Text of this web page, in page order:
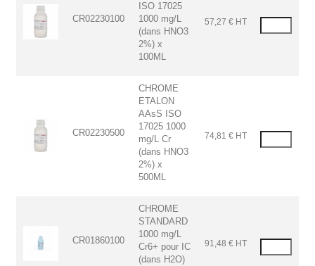
CR02230100
ISO 17025
1000 mg/L
(dans HNO3
2%) x
100ML
57,27 € HT
CR02230500
CHROME
ETALON
AAsS ISO
17025 1000
mg/L Cr
(dans HNO3
2%) x
500ML
74,81 € HT
CR01860100
CHROME
STANDARD
1000 mg/L
Cr6+ pour IC
(dans H2O)
91,48 € HT